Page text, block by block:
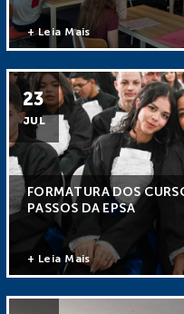
+ Leia Mais
23
JUL
FORMATURA DOS
PASSOS DA EPSA
+ Leia Mais